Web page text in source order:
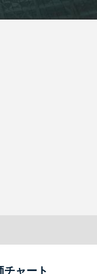
チャート